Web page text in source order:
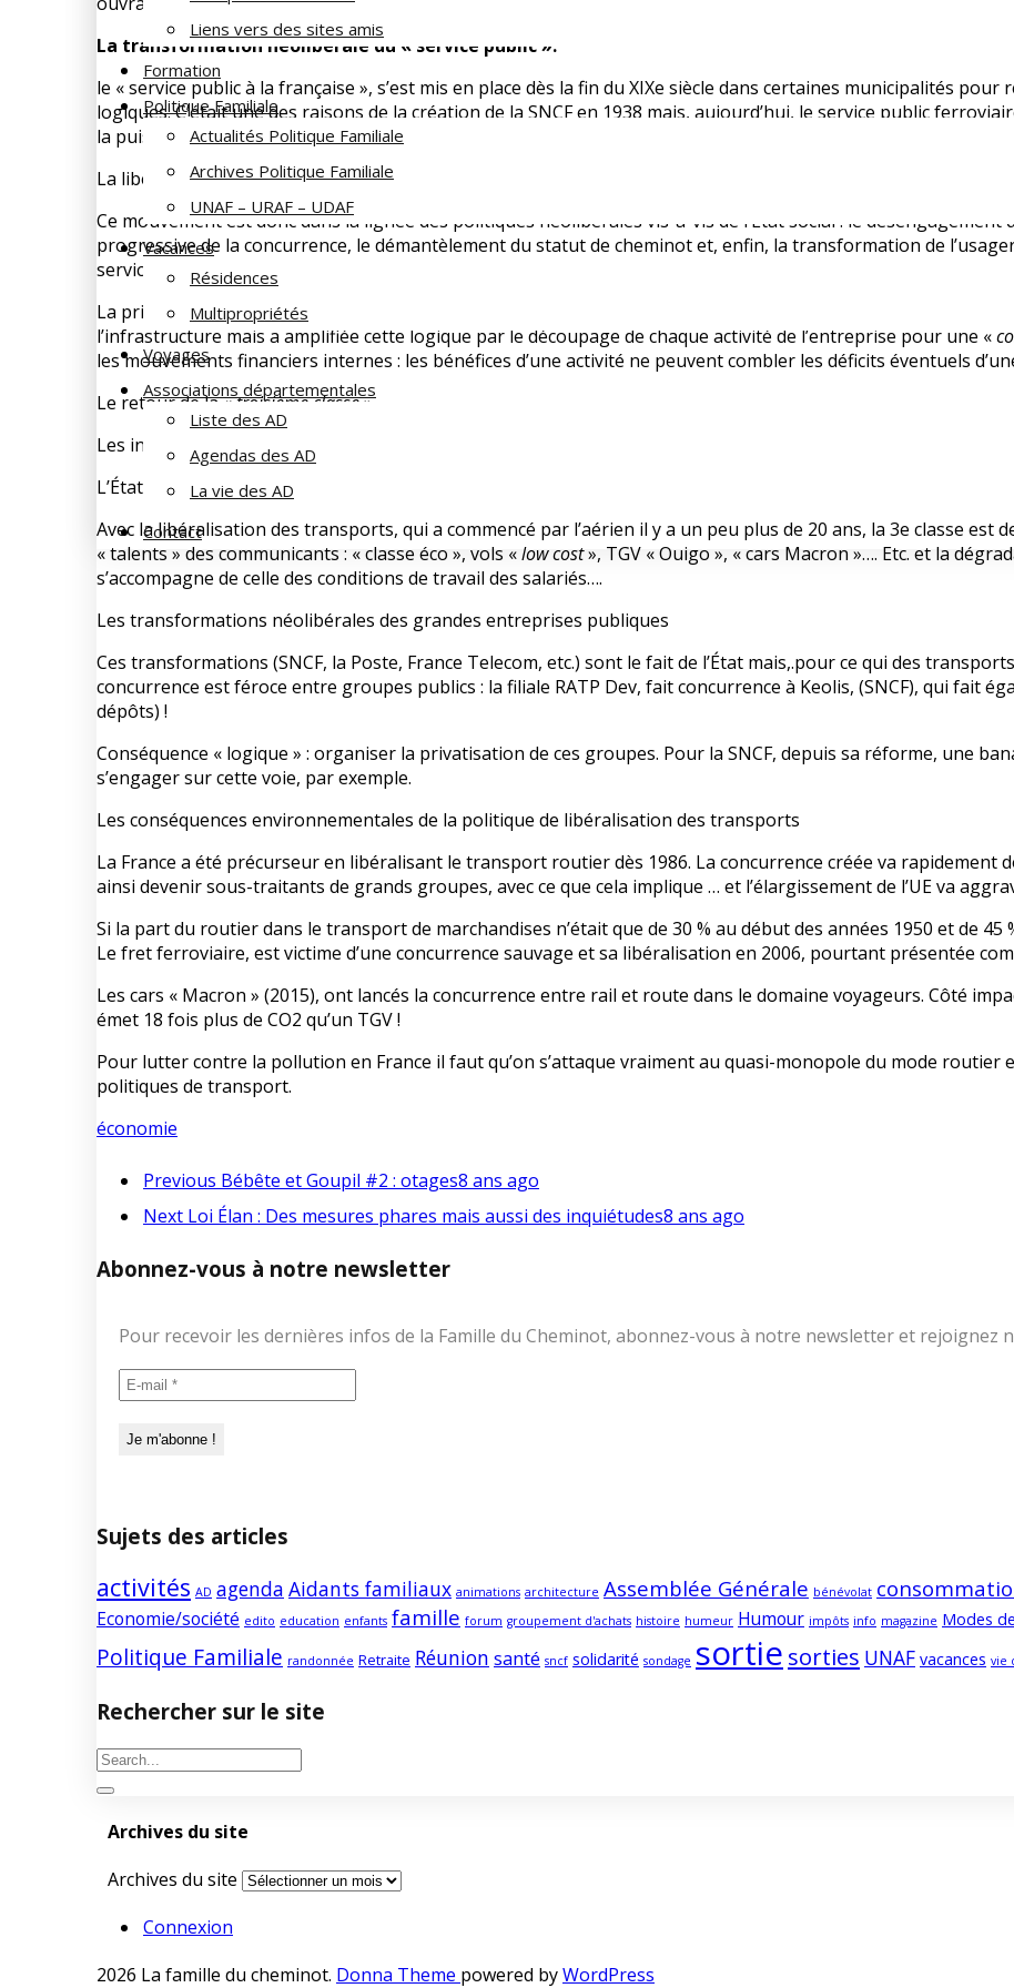
Liens vers des sites amis
Formation
Politique Familiale
Actualités Politique Familiale
Archives Politique Familiale
UNAF – URAF – UDAF
Vacances
Résidences
Multipropriétés
Voyages
Associations départementales
Liste des AD
Agendas des AD
La vie des AD
Contact
La transformation néolibérale du « service public ».
le « service public à la française », s’est mis en place dès la fin du XIXe siècle dans certaines municipalités
logiques. C’était une des raisons de la création de la SNCF en 1938 mais, aujourd’hui, le service public
la puissance publique tend de plus en plus à n’être plus qu’organisateur du marché.
La libéralisation des transports est inscrite dans le Traité de Rome
Ce mouvement est donc dans la lignée des politiques néolibérales vis-à-vis de l’État social : le désengagement
progressive de la concurrence, le démantèlement du statut de cheminot et, enfin, la transformation de
service.
La principale mutation de la SNCF dictée par l’Europe est la directive 91/440 qui la découpe par activités. Elle a
l’infrastructure mais a amplifiée cette logique par le découpage de chaque activité de l’entreprise pour une «
les mouvements financiers internes : les bénéfices d’une activité ne peuvent combler les déficits éventuels
Le retour de la «troisième classe»
Les inégalités sociales se manifestent aussi dans l’organisation des transports.
L’État social va progressivement y instaurer plus « d’égalité » via la suppression de la 3e classe par exemple.
Avec la libéralisation des transports, qui a commencé par l’aérien il y a un peu plus de 20 ans, la 3e classe est
« talents » des communicants : « classe éco », vols «low cost», TGV « Ouigo », « cars Macron »…. Etc. et la
s’accompagne de celle des conditions de travail des salariés….
Les transformations néolibérales des grandes entreprises publiques
Ces transformations (SNCF, la Poste, France Telecom, etc.) sont le fait de l’État mais,.pour ce qui des
concurrence est féroce entre groupes publics : la filiale RATP Dev, fait concurrence à Keolis, (SNCF), qui fait
dépôts) !
Conséquence « logique » : organiser la privatisation de ces groupes. Pour la SNCF, depuis sa réforme, une
s’engager sur cette voie, par exemple.
Les conséquences environnementales de la politique de libéralisation des transports
La France a été précurseur en libéralisant le transport routier dès 1986. La concurrence créée va rapidement
ainsi devenir sous-traitants de grands groupes, avec ce que cela implique … et l’élargissement de l’UE va
Si la part du routier dans le transport de marchandises n’était que de 30 % au début des années 1950 et de 45
Le fret ferroviaire, est victime d’une concurrence sauvage et sa libéralisation en 2006, pourtant présentée
Les cars « Macron » (2015), ont lancés la concurrence entre rail et route dans le domaine voyageurs. Côté
émet 18 fois plus de CO2 qu’un TGV !
Pour lutter contre la pollution en France il faut qu’on s’attaque vraiment au quasi-monopole du mode
politiques de transport.
économie
Previous Bébête et Goupil #2 : otages8 ans ago
Next Loi Élan : Des mesures phares mais aussi des inquiétudes8 ans ago
Abonnez-vous à notre newsletter
Pour recevoir les dernières infos de la Famille du Cheminot, abonnez-vous à notre newsletter et rejoignez
Sujets des articles
activités AD agenda Aidants familiaux animations architecture Assemblée Générale bénévolat
Economie/société edito education enfants famille forum groupement d'achats histoire humeur Humour impôts info magazine Modes
Politique Familiale randonnée Retraite Réunion santé sncf solidarité sondage sortie sorties UNAF vacances vie
Rechercher sur le site
Archives du site
Archives du site
Connexion
2026 La famille du cheminot. Donna Theme powered byWordPress